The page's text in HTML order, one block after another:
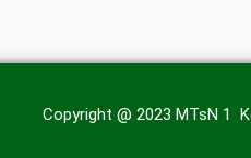
Copyright @ 2023 MTsN 1